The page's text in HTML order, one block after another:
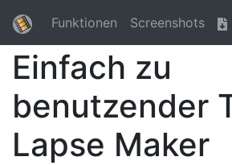
Funktionen Screenshots
Einfach zu
benutzender
Lapse Maker